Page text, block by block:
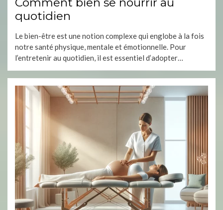
quotidien
Le bien-être est une notion complexe qui englobe à la fois
notre santé physique, mentale et émotionnelle. Pour
l’entretenir au quotidien, il est essentiel d’adopter…